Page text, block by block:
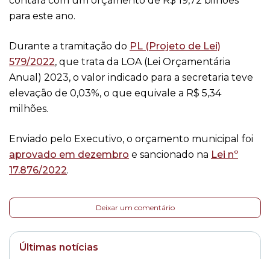
para este ano.
Durante a tramitação do PL (Projeto de Lei)
579/2022, que trata da LOA (Lei Orçamentária
Anual) 2023, o valor indicado para a secretaria teve
elevação de 0,03%, o que equivale a R$ 5,34
milhões.
Enviado pelo Executivo, o orçamento municipal foi
aprovado em dezembro e sancionado na Lei nº
17.876/2022.
Deixar um comentário
Últimas notícias